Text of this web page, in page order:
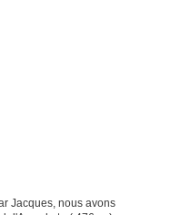
Jacques, nous avons